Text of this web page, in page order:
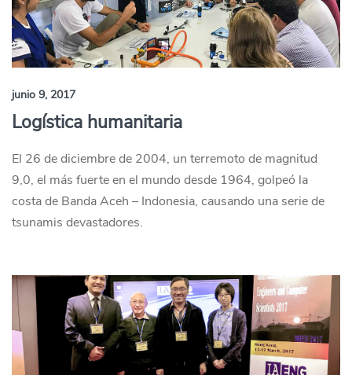
junio 9, 2017
Logística humanitaria
El 26 de diciembre de 2004, un terremoto de magnitud
9,0, el más fuerte en el mundo desde 1964, golpeó la
costa de Banda Aceh – Indonesia, causando una serie de
tsunamis devastadores.